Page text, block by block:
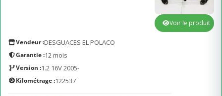
Vendeur :DESGUACES EL POLACO
Garantie :12 mois
Version :1.2 16V 2005-
Kilométrage :122537
Voir le produit